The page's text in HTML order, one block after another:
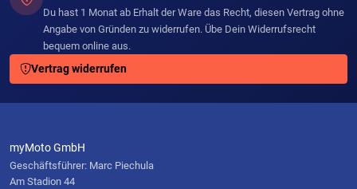
Du hast 1 Monat ab Erhalt der Ware das Recht, diesen Vertrag ohne
Angabe von Gründen zu widerrufen. Übe Dein Widerrufsrecht
bequem online aus.
Vertrag widerrufen
myMoto GmbH
Geschäftsführer: Marc Piechula
Am Stadion 44